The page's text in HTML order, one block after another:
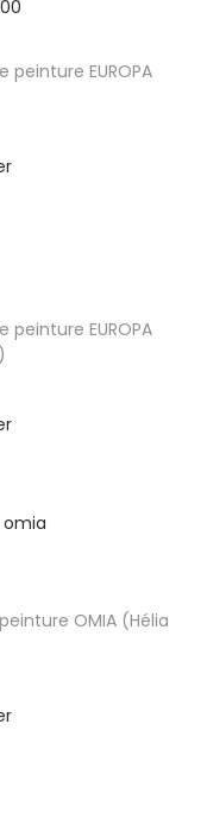
peinture EUROPA
peinture EUROPA
OMIA (Hélia